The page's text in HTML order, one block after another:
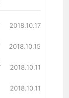
2018.10.17
2018.10.15
2018.10.11
2018.10.11